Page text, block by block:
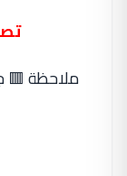
ملاحظة 🟥